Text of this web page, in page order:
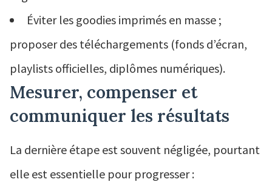
Éviter les goodies imprimés en masse ;
proposer des téléchargements (fonds d’écran,
playlists officielles, diplômes numériques).
Mesurer, compenser et
communiquer les résultats
La dernière étape est souvent négligée, pourtant
elle est essentielle pour progresser :